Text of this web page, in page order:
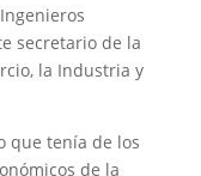
secretario de la
la Industria y
que tenía de los
de la